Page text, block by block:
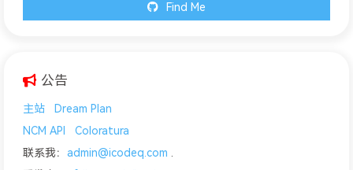
Find Me
公告
主站
Dream Plan
NCM API
Coloratura
联系我： admin@icodeq.com